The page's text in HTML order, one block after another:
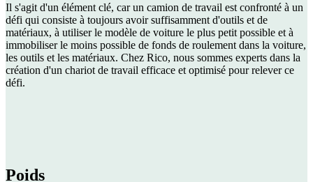
Il s'agit d'un élément clé, car un camion de travail est confronté à un
défi qui consiste à toujours avoir suffisamment d'outils et de
matériaux, à utiliser le modèle de voiture le plus petit possible et à
immobiliser le moins possible de fonds de roulement dans la voiture,
les outils et les matériaux. Chez Rico, nous sommes experts dans la
création d'un chariot de travail efficace et optimisé pour relever ce
défi.
Poids